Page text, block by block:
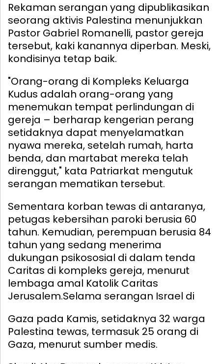
Rekaman serangan yang dipublikasikan
seorang aktivis Palestina menunjukkan
Pastor Gabriel Romanelli, pastor gereja
tersebut, kaki kanannya diperban. Meski,
kondisinya tetap baik.
"Orang-orang di Kompleks Keluarga
Kudus adalah orang-orang yang
menemukan tempat perlindungan di
gereja – berharap kengerian perang
setidaknya dapat menyelamatkan
nyawa mereka, setelah rumah, harta
benda, dan martabat mereka telah
direnggut," kata Patriarkat mengutuk
serangan mematikan tersebut.
Sementara korban tewas di antaranya,
petugas kebersihan paroki berusia 60
tahun. Kemudian, perempuan berusia 84
tahun yang sedang menerima
dukungan psikososial di dalam tenda
Caritas di kompleks gereja, menurut
lembaga amal Katolik Caritas
Jerusalem.Selama serangan Israel di
Gaza pada Kamis, setidaknya 32 warga
Palestina tewas, termasuk 25 orang di
Gaza, menurut sumber medis.